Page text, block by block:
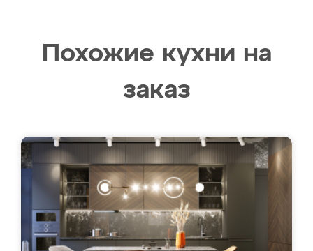
Похожие кухни на
заказ